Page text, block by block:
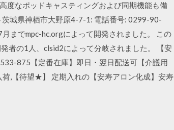
度なポッドキャスティングおよび同期機能も備
城県神栖市大野原4-7-1: 電話番号: 0299-90-
までmpc-hc.orgによって開発されました。 この
者の1人、clsid2によって分岐されました。 【安
875【定番在庫】即日・翌日配送可【介護用
,【待望★】 定期入れの【安寿アロン化成】安寿